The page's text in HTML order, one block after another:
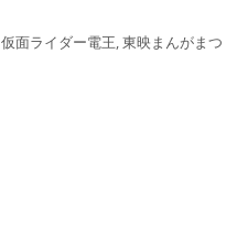
仮面ライダー電王 東映まんがまつ